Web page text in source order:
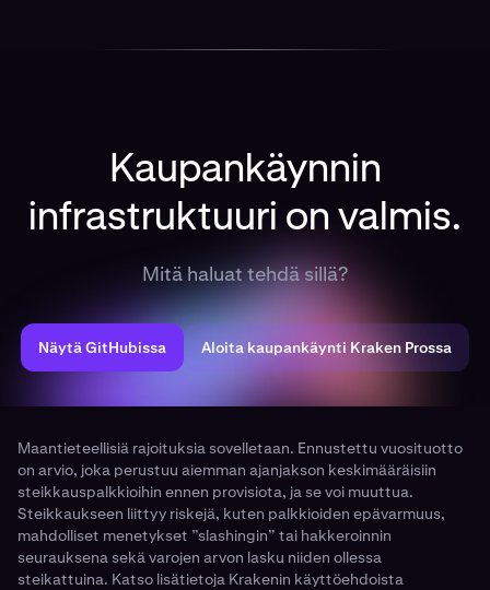
Kaupankäynnin
infrastruktuuri on valmis.
Mitä haluat tehdä sillä?
Näytä GitHubissa Aloita kaupankäynti Kraken Prossa
Maantieteellisiä rajoituksia sovelletaan. Ennustettu vuosituotto
on arvio, joka perustuu aiemman ajanjakson keskimääräisiin
steikkauspalkkioihin ennen provisiota, ja se voi muuttua.
Steikkaukseen liittyy riskejä, kuten palkkioiden epävarmuus,
mahdolliset menetykset ”slashingin” tai hakkeroinnin
seurauksena sekä varojen arvon lasku niiden ollessa
steikattuina. Katso lisätietoja Krakenin käyttöehdoista